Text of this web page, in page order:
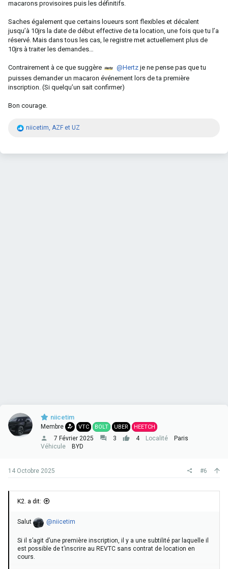
macarons provisoires puis les définitifs.
Saches également que certains loueurs sont flexibles et décalent
jusqu’à 10jrs la date de début effective de ta location, une fois que tu l’a
réservé. Mais dans tous les cas, le registre met actuellement plus de
10jrs à traiter les demandes…
Contrairement à ce que suggère @Hertz je ne pense pas que tu
puisses demander un macaron événement lors de ta première
inscription. (Si quelqu’un sait confirmer)
Bon courage.
R
niicetim, AZF et UZ
niicetim
Membre VTC BOLT UBER HEETCH
7 Février 2025 3 4 Localité
Paris
Véhicule
BYD
14 Octobre 2025 #6
K2. a dit:
Salut @niicetim
Si il s’agit d’une première inscription, il y a une subtilité par laquelle il
est possible de t’inscrire au REVTC sans contrat de location en
cours.